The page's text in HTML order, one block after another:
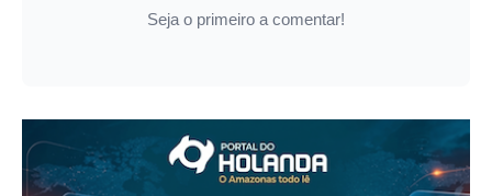
Seja o primeiro a comentar!